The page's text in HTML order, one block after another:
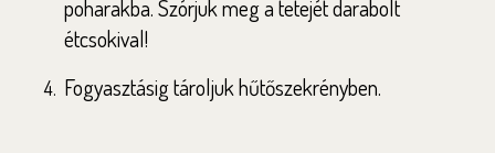
poharakba. Szórjuk meg a tetejét darabolt
étcsokival!
Fogyasztásig tároljuk hűtőszekrényben.